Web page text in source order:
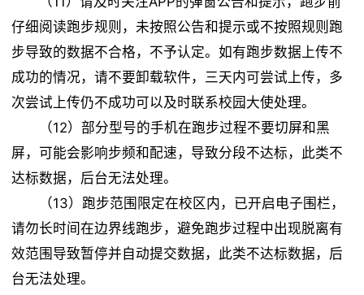
仔细阅读跑步规则，未按照公告和提示或不按照规则跑
步导致的数据不合格，不予认定。如有跑步数据上传不
成功的情况，请不要卸载软件，三天内可尝试上传，多
次尝试上传仍不成功可以及时联系校园大使处理。
（12）部分型号的手机在跑步过程不要切屏和黑
屏，可能会影响步频和配速，导致分段不达标，此类不
达标数据，后台无法处理。
（13）跑步范围限定在校区内，已开启电子围栏，
请勿长时间在边界线跑步，避免跑步过程中出现脱离有
效范围导致暂停并自动提交数据，此类不达标数据，后
台无法处理。